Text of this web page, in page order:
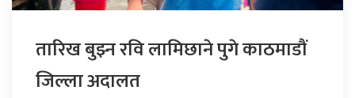
तारिख बुझ्न रवि लामिछाने पुगे काठमाडौं
जिल्ला अदालत